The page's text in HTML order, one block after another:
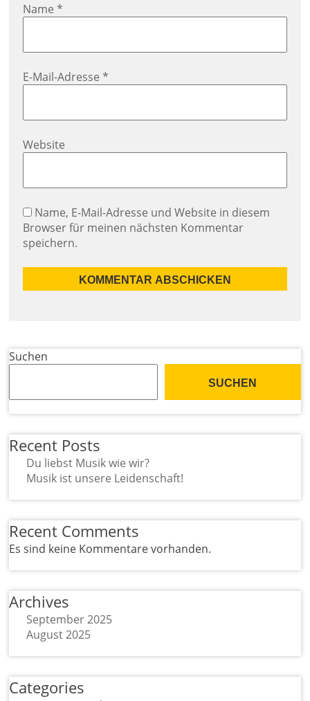
Name *
E-Mail-Adresse *
Website
Name, E-Mail-Adresse und Website in diesem
Browser für meinen nächsten Kommentar
speichern.
Suchen
SUCHEN
Recent Posts
Du liebst Musik wie wir?
Musik ist unsere Leidenschaft!
Recent Comments
Es sind keine Kommentare vorhanden.
Archives
September 2025
August 2025
Categories